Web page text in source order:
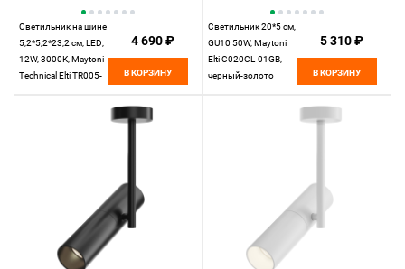
Светильник на шине
5,2*5,2*23,2 см, LED,
12W, 3000К, Maytoni
Technical Elti TR005-
4 690 ₽
В КОРЗИНУ
Светильник 20*5 см,
GU10 50W, Maytoni
Elti C020CL-01GB,
черный-золото
5 310 ₽
В КОРЗИНУ